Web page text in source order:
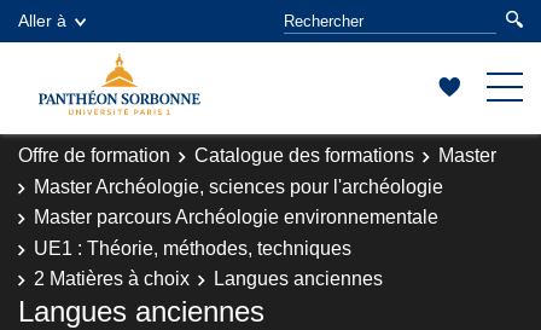
Aller à
Offre de formation Catalogue des formations
Master
Master Archéologie, sciences pour l'archéologie
Master parcours Archéologie environnementale
UE1 : Théorie, méthodes, techniques
2 Matières à choix
Langues anciennes
Langues anciennes